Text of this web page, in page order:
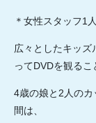
＊女性スタッフ1
広々としたキッズ
ってDVDを観るこ
4歳の娘と2人の
間は、